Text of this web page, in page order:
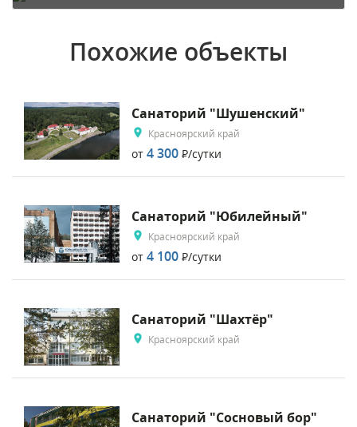
Похожие объекты
Санаторий "Шушенский"
Красноярский край
от 4 300 Р/сутки
Санаторий "Юбилейный"
Красноярский край
от 4 100 Р/сутки
Санаторий "Шахтёр"
Красноярский край
Санаторий "Сосновый бор"